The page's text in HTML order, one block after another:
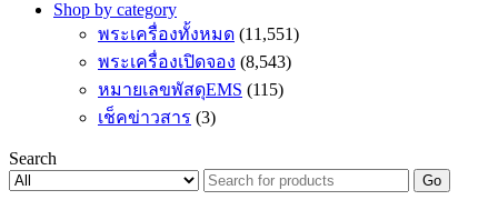
Shop by category
พระเครื่องทั้งหมด (11,551)
พระเครื่องเปิดจอง (8,543)
หมายเลขพัสดุEMS (115)
เช็คข่าวสาร (3)
Search
Go